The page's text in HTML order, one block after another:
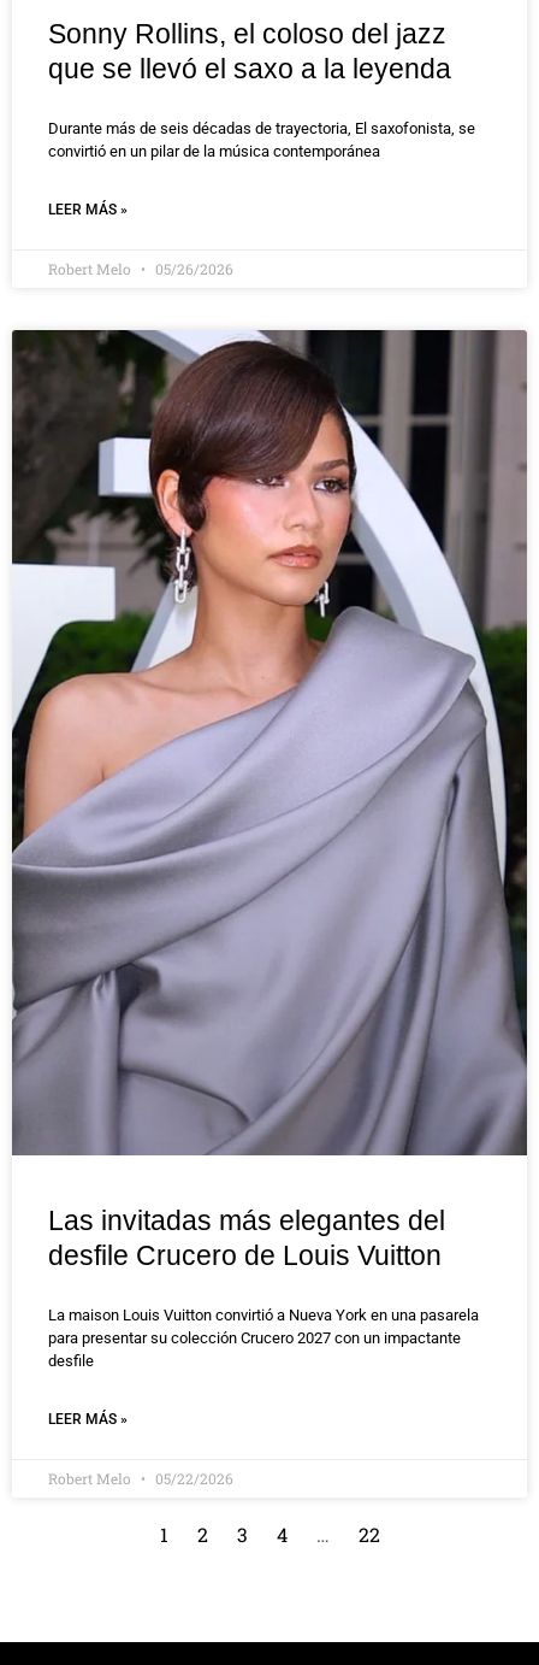
Sonny Rollins, el coloso del jazz
que se llevó el saxo a la leyenda
Durante más de seis décadas de trayectoria, El saxofonista, se
convirtió en un pilar de la música contemporánea
LEER MÁS »
Robert Melo 05/26/2026
Las invitadas más elegantes del
desfile Crucero de Louis Vuitton
La maison Louis Vuitton convirtió a Nueva York en una pasarela
para presentar su colección Crucero 2027 con un impactante
desfile
LEER MÁS »
Robert Melo 05/22/2026
1 2 3 4 … 22